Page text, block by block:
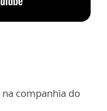
na companhia do